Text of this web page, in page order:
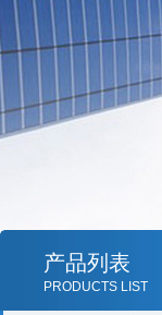
产品列表
PRODUCTS LIST